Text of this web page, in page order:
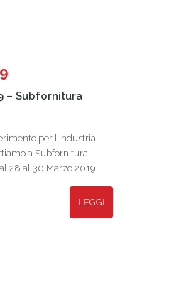
– Subfornitura
per l’industria
a Subfornitura
28 al 30 Marzo 2019
LEGGI